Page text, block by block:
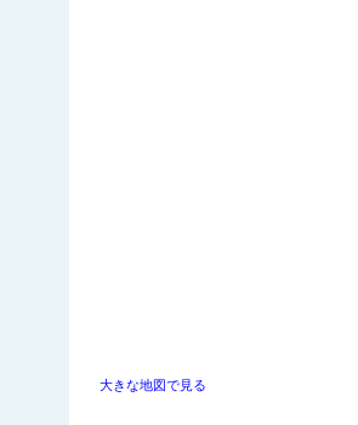
大きな地図で見る